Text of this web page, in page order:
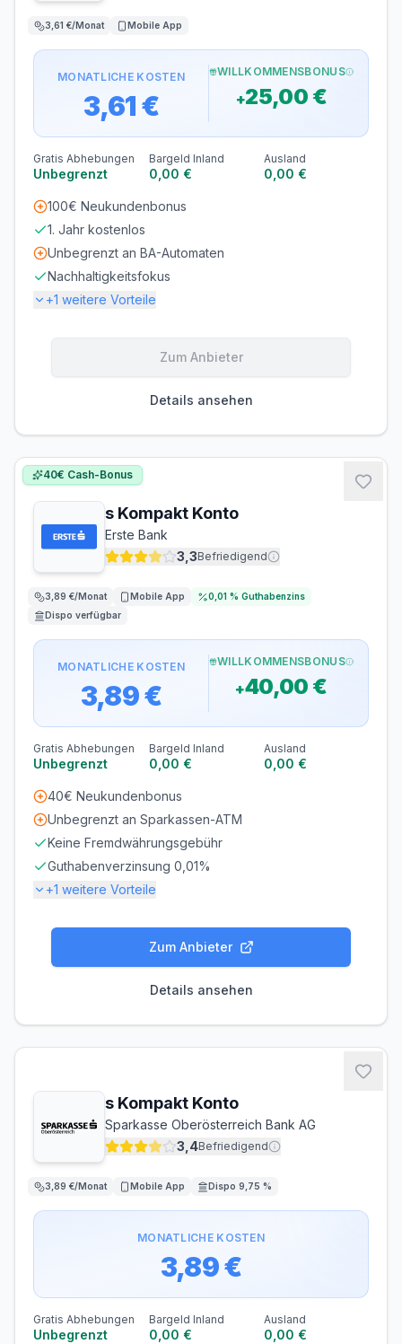
3,61 €/Monat Mobile App
MONATLICHE KOSTEN
3,61 €
WILLKOMMENSBONUS
+25,00 €
Gratis Abhebungen
Unbegrenzt
Bargeld Inland
0,00 €
Ausland
0,00 €
100€ Neukundenbonus
1. Jahr kostenlos
Unbegrenzt an BA-Automaten
Nachhaltigkeitsfokus
+1 weitere Vorteile
ABHEBEN INLAND
0,00 €
ABHEBEN AUSLAND
Zum Anbieter
Details ansehen
s Kompakt Konto
Erste Bank
3,3Befriedigend
3,89 €/Monat Mobile App 0,01 % Guthabenzins
Dispo verfügbar
40€ Cash-Bonus
MONATLICHE KOSTEN
3,89 €
WILLKOMMENSBONUS
+40,00 €
Gratis Abhebungen
Unbegrenzt
Bargeld Inland
0,00 €
Ausland
0,00 €
40€ Neukundenbonus
Unbegrenzt an Sparkassen-ATM
Keine Fremdwährungsgebühr
Guthabenverzinsung 0,01%
+1 weitere Vorteile
KONTOFÜHRUNG AUSLANDSEINSATZ
GUTHABENZINS
ABHEBEN INLAND
0,00 €
ABHEBEN AUSLAND
0,00 €
Zum Anbieter
Details ansehen
s Kompakt Konto
Sparkasse Oberösterreich Bank AG
3,4Befriedigend
3,89 €/Monat Mobile App Dispo 9,75 %
MONATLICHE KOSTEN
3,89 €
Gratis Abhebungen
Unbegrenzt
Bargeld Inland
0,00 €
Ausland
0,00 €